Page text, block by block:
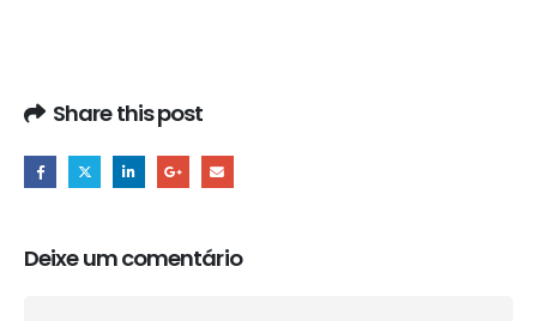
Share this post
Deixe um comentário